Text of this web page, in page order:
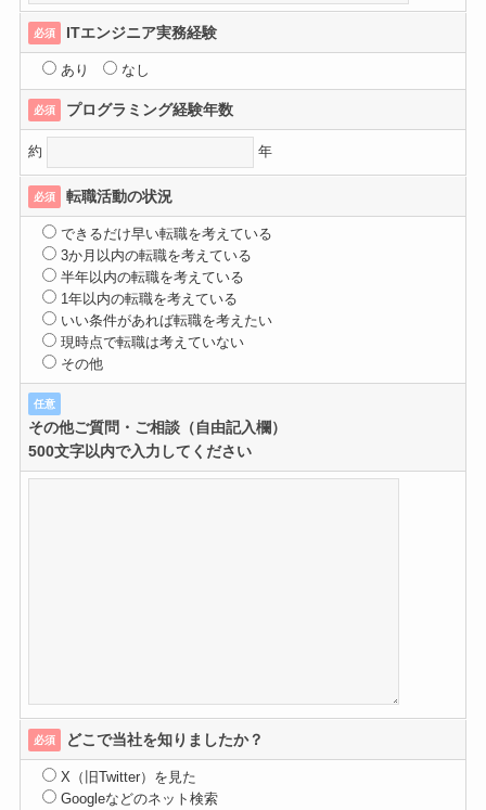
必須 ITエンジニア実務経験
あり なし
必須 プログラミング経験年数
約 年
必須 転職活動の状況
できるだけ早い転職を考えている
3か月以内の転職を考えている
半年以内の転職を考えている
1年以内の転職を考えている
いい条件があれば転職を考えたい
現時点で転職は考えていない
その他
任意
その他ご質問・ご相談（自由記入欄）
500文字以内で入力してください
必須 どこで当社を知りましたか？
X（旧Twitter）を見た
Googleなどのネット検索